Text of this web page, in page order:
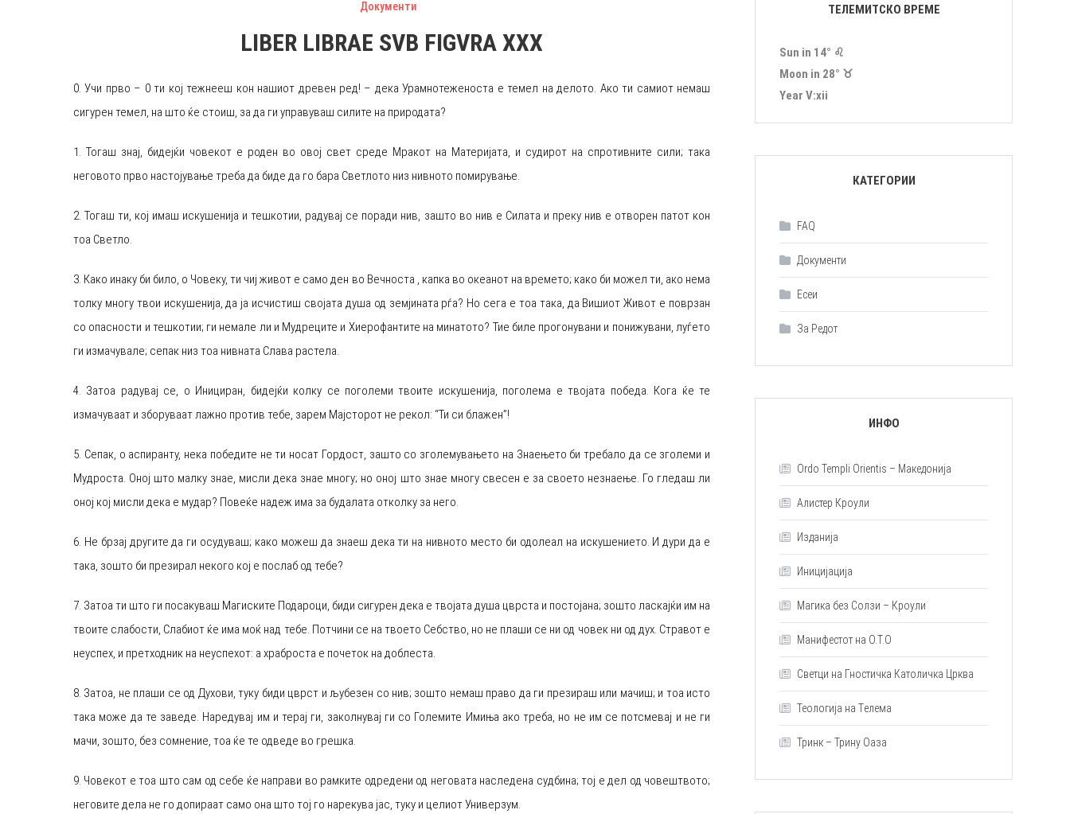
Документи
LIBER LIBRAE SVB FIGVRA XXX
0. Учи прво – 0 ти кој тежнееш кон нашиот древен ред! – дека Урамнотеженоста е темел на делото. Ако ти самиот немаш
сигурен темел, на што ќе стоиш, за да ги управуваш силите на природата?
1. Тогаш знај, бидејќи човекот е роден во овој свет среде Мракот на Материјата, и судирот на спротивните сили; така
неговото прво настојување треба да биде да го бара Светлото низ нивното помирување.
2. Тогаш ти, кој имаш искушенија и тешкотии, радувај се поради нив, зашто во нив е Силата и преку нив е отворен патот кон
тоа Светло.
3. Како инаку би било, о Човеку, ти чиј живот е само ден во Вечноста , капка во океанот на времето; како би можел ти, ако нема
толку многу твои искушенија, да ја исчистиш својата душа од земјината рѓа? Но сега е тоа така, да Вишиот Живот е поврзан
со опасности и тешкотии; ги немале ли и Мудреците и Хиерофантите на минатото? Тие биле прогонувани и понижувани, луѓето
ги измачувале; сепак низ тоа нивната Слава растела.
4. Затоа радувај се, о Инициран, бидејќи колку се поголеми твоите искушенија, поголема е твојата победа. Кога ќе те
измачуваат и зборуваат лажно против тебе, зарем Мајсторот не рекол: “Ти си блажен”!
5. Сепак, о аспиранту, нека победите не ти носат Гордост, зашто со зголемувањето на Знаењето би требало да се зголеми и
Мудроста. Оној што малку знае, мисли дека знае многу; но оној што знае многу свесен е за своето незнаење. Го гледаш ли
оној кој мисли дека е мудар? Повеќе надеж има за будалата отколку за него.
6. Не брзај другите да ги осудуваш; како можеш да знаеш дека ти на нивното место би одолеал на искушението. И дури да е
така, зошто би презирал некого кој е послаб од тебе?
7. Затоа ти што ги посакуваш Магиските Подароци, биди сигурен дека е твојата душа цврста и постојана; зошто ласкајќи им на
твоите слабости, Слабиот ќе има моќ над тебе. Потчини се на твоето Себство, но не плаши се ни од човек ни од дух. Стравот е
неуспех, и претходник на неуспехот: а храброста е почеток на доблеста.
8. Затоа, не плаши се од Духови, туку биди цврст и љубезен со нив; зошто немаш право да ги презираш или мачиш; и тоа исто
така може да те заведе. Наредувај им и терај ги, заколнувај ги со Големите Имиња ако треба, но не им се потсмевај и не ги
мачи, зошто, без сомнение, тоа ќе те одведе во грешка.
9. Човекот е тоа што сам од себе ќе направи во рамките одредени од неговата наследена судбина; тој е дел од човештвото;
неговите дела не го допираат само она што тој го нарекува јас, туку и целиот Универзум.
ТЕЛЕМИТСКО ВРЕМЕ
Sun in 14° ♌︎
Moon in 28° ♉︎
Year Ⅴ:ⅹⅰⅰ
КАТЕГОРИИ
FAQ
Документи
Есеи
За Редот
ИНФО
Ordo Templi Orientis – Македонија
Алистер Кроули
Изданија
Иницијација
Магика без Солзи – Кроули
Манифестот на О.Т.О
Светци на Гностичка Католичка Црква
Теологија на Tелема
Тринк – Трину Оаза